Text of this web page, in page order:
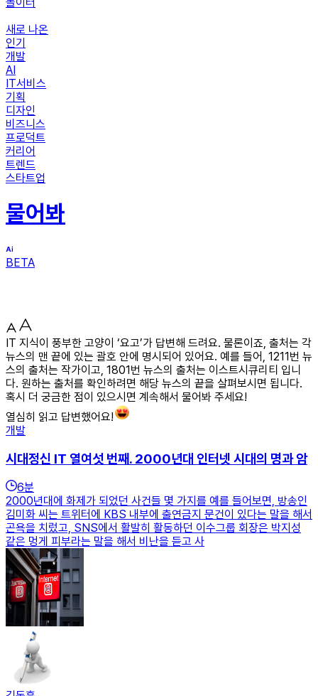
새로 나온
인기
개발
AI
IT서비스
기획
디자인
비즈니스
프로덕트
커리어
트렌드
스타트업
물어봐
BETA
IT 지식이 풍부한 고양이 ‘요고’가 답변해 드려요. 물론이죠, 출처는 각
뉴스의 맨 끝에 있는 괄호 안에 명시되어 있어요. 예를 들어, 1211번 뉴
스의 출처는 작가이고, 1801번 뉴스의 출처는 이스트시큐리티 입니
다. 원하는 출처를 확인하려면 해당 뉴스의 끝을 살펴보시면 됩니다.
혹시 더 궁금한 점이 있으시면 계속해서 물어봐 주세요!
열심히 읽고 답변했어요!
개발
시대정신 IT 열여섯 번째. 2000년대 인터넷 시대의 명과 암
6분
2000년대에 화제가 되었던 사건들 몇 가지를 예를 들어보면, 방송인
김미화 씨는 트위터에 KBS 내부에 출연금지 문건이 있다는 말을 해서
곤욕을 치렀고, SNS에서 활발히 활동하던 이수그룹 회장은 박지성
같은 멍게 피부라는 말을 해서 비난을 듣고 사